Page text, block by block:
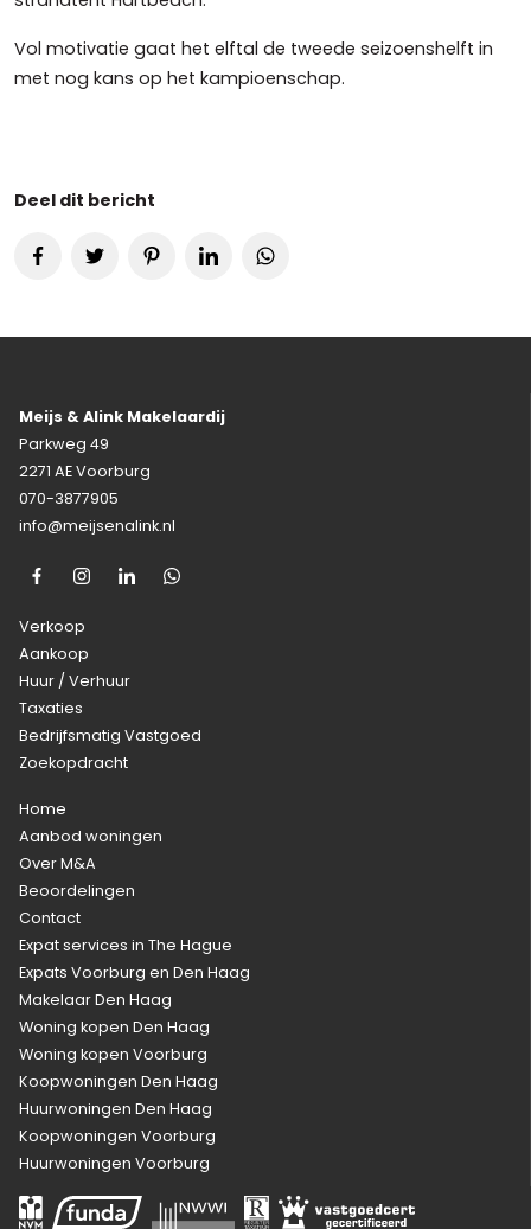
Vol motivatie gaat het elftal de tweede seizoenshelft in
met nog kans op het kampioenschap.
Deel dit bericht
Meijs & Alink Makelaardij
Parkweg 49
2271 AE Voorburg
070-3877905
info@meijsenalink.nl
Verkoop
Aankoop
Huur / Verhuur
Taxaties
Bedrijfsmatig Vastgoed
Zoekopdracht
Home
Aanbod woningen
Over M&A
Beoordelingen
Contact
Expat services in The Hague
Expats Voorburg en Den Haag
Makelaar Den Haag
Woning kopen Den Haag
Woning kopen Voorburg
Koopwoningen Den Haag
Huurwoningen Den Haag
Koopwoningen Voorburg
Huurwoningen Voorburg